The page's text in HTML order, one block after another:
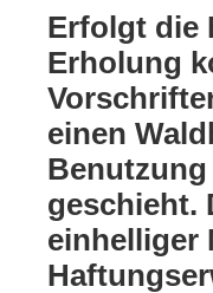
Erfolgt die
Erholung
einen
Benutzung
geschieht.
einhelliger